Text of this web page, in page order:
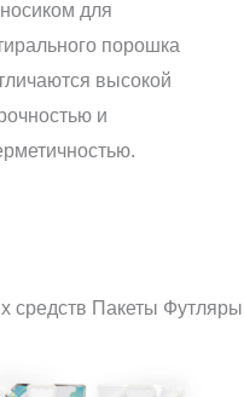
для
порошка
высокой
и
средств Пакеты Футляры